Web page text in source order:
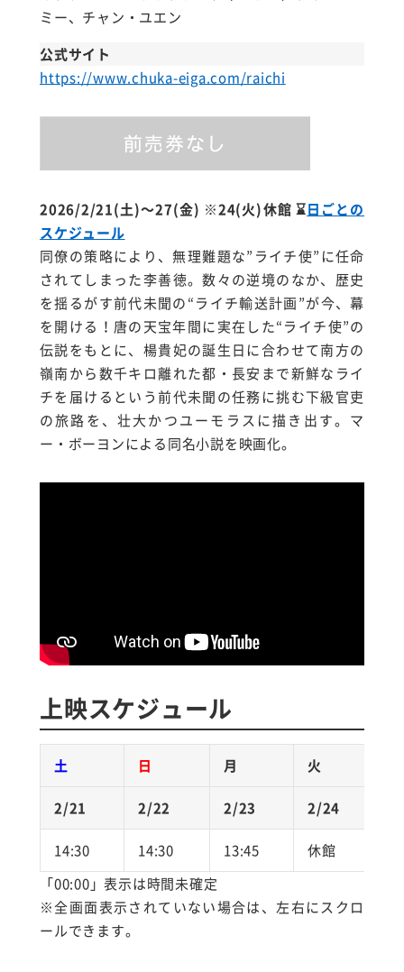
ミー、チャン・ユエン
公式サイト
https://www.chuka-eiga.com/raichi
2026/2/21(土)～27(金) ※24(火)休館 ⌛日ごとの
スケジュール
同僚の策略により、無理難題な”ライチ使”に任命
されてしまった李善徳。数々の逆境のなか、歴史
を揺るがす前代未聞の“ライチ輸送計画”が今、幕
を開ける！ 唐の天宝年間に実在した“ライチ使”の
伝説をもとに、楊貴妃の誕生日に合わせて南方の
嶺南から数千キロ離れた都・長安まで新鮮なライ
チを届けるという前代未聞の任務に挑む下級官吏
の旅路を、壮大かつユーモラスに描き出す。 マ
ー・ボーヨンによる同名小説を映画化。
上映スケジュール
土 日 月 火
2/21 2/22 2/23 2/24
14:30 14:30 13:45 休館
「00:00」表示は時間未確定
※全画面表示されていない場合は、左右にスクロ
ールできます。